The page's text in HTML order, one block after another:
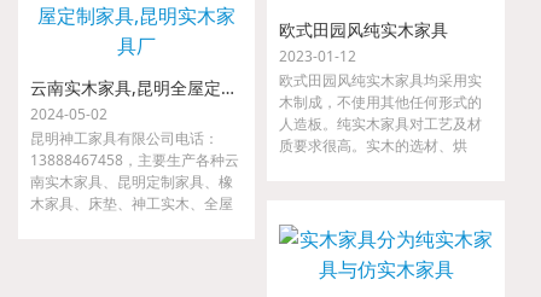
云南实木家具,昆明全屋定制家具,昆明实木家具厂
2024-05-02
昆明神工家具有限公司电话：
13888467458，主要生产各种云
南实木家具、昆明定制家具、橡
木家具、床垫、神工实木、全屋
欧式田园风纯实木家具
2023-01-12
欧式田园风纯实木家具均采用实
木制成，不使用其他任何形式的
人造板。纯实木家具对工艺及材
质要求很高。实木的选材、烘
象，大则整套家具变形，以至无
法使用。